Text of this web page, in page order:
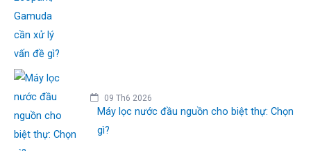
09 Th6 2026
Máy lọc nước đầu nguồn cho biệt thự: Chọn
gì?